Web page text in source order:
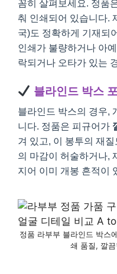
꼼히 살펴보세요. 정품
춰 인쇄되어 있습니다.
국)도 정확하게 기재되
인쇄가 불량하거나 아
락되거나 오타가 있는
블라인드 박스
블라인드 박스의 경우,
니다. 정품은 피규어가
겨 있고, 이 봉투의 재
의 마감이 허술하거나,
지어 이미 개봉 흔적이
정품 라부부 블라인드 박스
쇄 품질, 깔